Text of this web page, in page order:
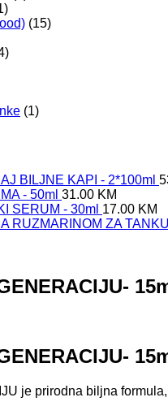
(15)
(1)
BILJNE KAPI - 2*100ml
- 50ml 31.00 KM
SERUM - 30ml 17.00 KM
RUZMARINOM ZA
je prirodna biljna